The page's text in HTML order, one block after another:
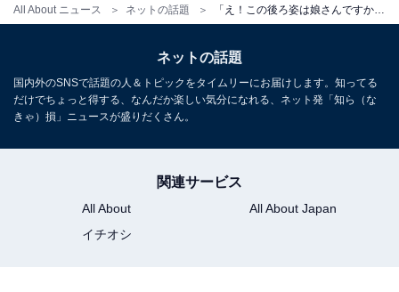
All About ニュース ネットの話題
ネットの話題
国内外のSNSで話題の人＆トピックをタイムリーにお届けします。知ってる
だけでちょっと得する、なんだか楽しい気分になれる、ネット発「知ら（な
きゃ）損」ニュースが盛りだくさん。
関連サービス
All About
All About Japan
イチオシ